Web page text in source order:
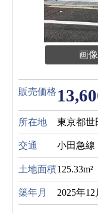
画像
販売価格
所在地 東京都世
交通 小田急線
土地面積125.33m²
築年月 2025年12